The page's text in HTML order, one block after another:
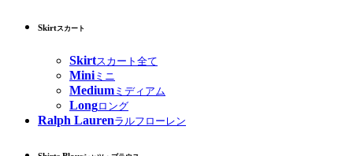
Skirtスカート
Skirtスカート全て
Miniミニ
Medium ミディアム
Longロング
Ralph Laurenラルフローレン